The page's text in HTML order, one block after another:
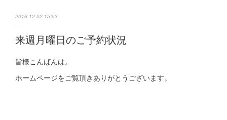
2016.12.02 15:53
来週月曜日のご予約状況
皆様こんばんは。
ホームページをご覧頂きありがとうございます。